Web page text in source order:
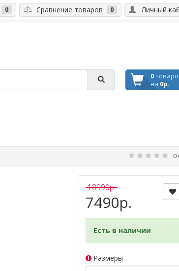
Личный
0 Сравнение товаров 0
0
на 0р.
0
18990р.
7490р.
Есть в наличии
Размеры